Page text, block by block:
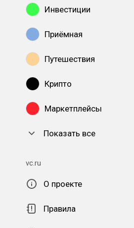
Инвестиции
Приёмная
Путешествия
Крипто
Маркетплейсы
Показать все
vc.ru
О проекте
Правила